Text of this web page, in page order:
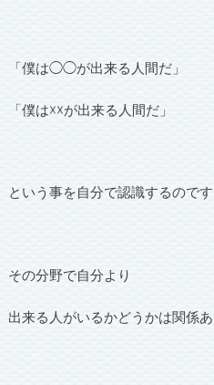
「僕は◯◯が出来る人間だ」
「僕は☓☓が出来る人間だ」
という事を自分で認識するのです
その分野で自分より
出来る人がいるかどうかは関係あ